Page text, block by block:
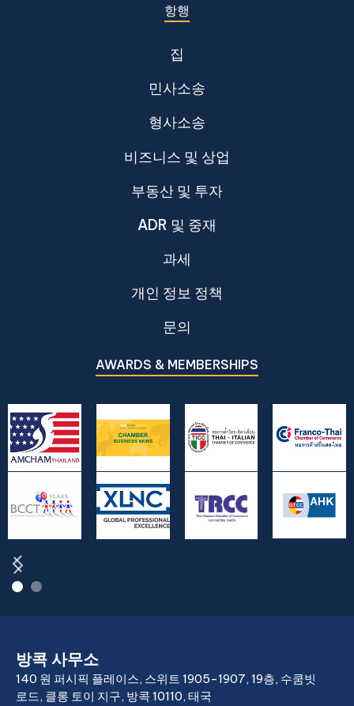
항행
집
민사소송
형사소송
비즈니스 및 상업
부동산 및 투자
ADR 및 중재
과세
개인 정보 정책
문의
AWARDS & MEMBERSHIPS
방콕 사무소
140 원 퍼시픽 플레이스, 스위트 1905-1907, 19층, 수쿰빗
로드, 클롱 토이 지구, 방콕 10110, 태국